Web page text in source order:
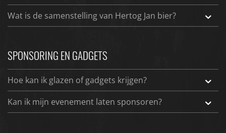
Wat is de samenstelling van Hertog Jan bier?
SPONSORING EN GADGETS
Hoe kan ik glazen of gadgets krijgen?
Kan ik mijn evenement laten sponsoren?